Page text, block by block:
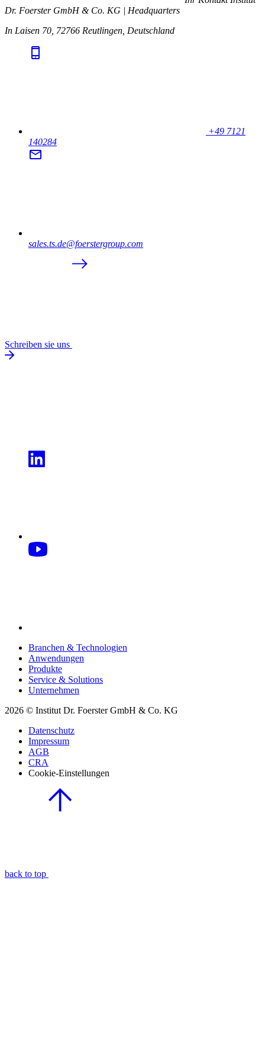
Dr. Foerster GmbH & Co. KG | Headquarters
In Laisen 70, 72766 Reutlingen, Deutschland
+49 7121
140284
sales.ts.de@foerstergroup.com
Schreiben sie uns
Branchen & Technologien
Anwendungen
Produkte
Service & Solutions
Unternehmen
2026 © Institut Dr. Foerster GmbH & Co. KG
Datenschutz
Impressum
AGB
CRA
Cookie-Einstellungen
back to top